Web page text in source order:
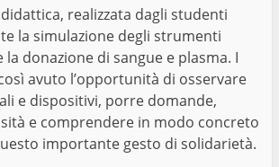
realizzata dagli studenti
la simulazione degli strumenti
donazione di sangue e plasma. I
avuto l’opportunità di osservare
e dispositivi, porre domande,
e comprendere in modo concreto
importante gesto di solidarietà.